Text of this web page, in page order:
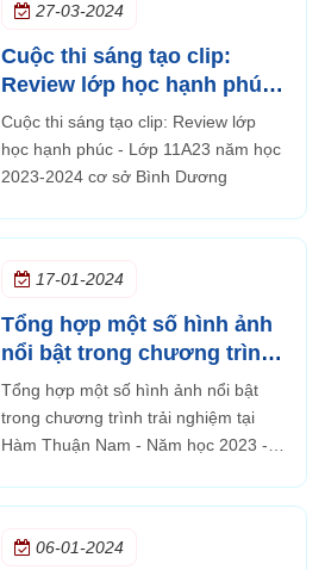
27-03-2024
Cuộc thi sáng tạo clip:
Review lớp học hạnh phúc -
Lớp 11A23 năm học 2023-
2024 cơ sở Bình Dương
Cuộc thi sáng tạo clip: Review lớp
học hạnh phúc - Lớp 11A23 năm học
2023-2024 cơ sở Bình Dương
17-01-2024
Tổng hợp một số hình ảnh
nổi bật trong chương trình
trải nghiệm tại Hàm Thuận
Nam - Năm học 2023 - 2024
Đoàn 7 CS tỉnh Bình Dương
Tổng hợp một số hình ảnh nổi bật
trong chương trình trải nghiệm tại
Hàm Thuận Nam - Năm học 2023 -
06-01-2024